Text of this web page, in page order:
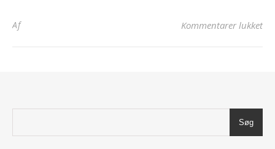
Af Kommentarer lukkettil
Søg